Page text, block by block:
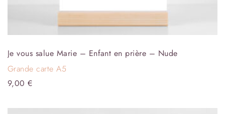
Je vous salue Marie – Enfant en prière – Nude
Grande carte A5
9,00€